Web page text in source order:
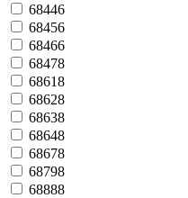
68446
68456
68466
68478
68618
68628
68638
68648
68678
68798
68888